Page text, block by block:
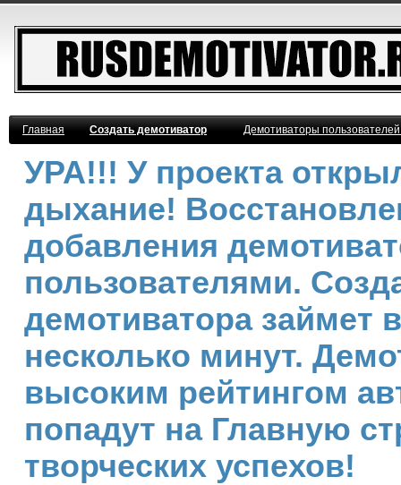
Главная Создать демотиватор Демотиваторы
УРА!!! У проекта
дыхание!
добавления
пользователями.
демотиватора займет
несколько минут.
высоким рейтингом
попадут на Главную
творческих успехов!